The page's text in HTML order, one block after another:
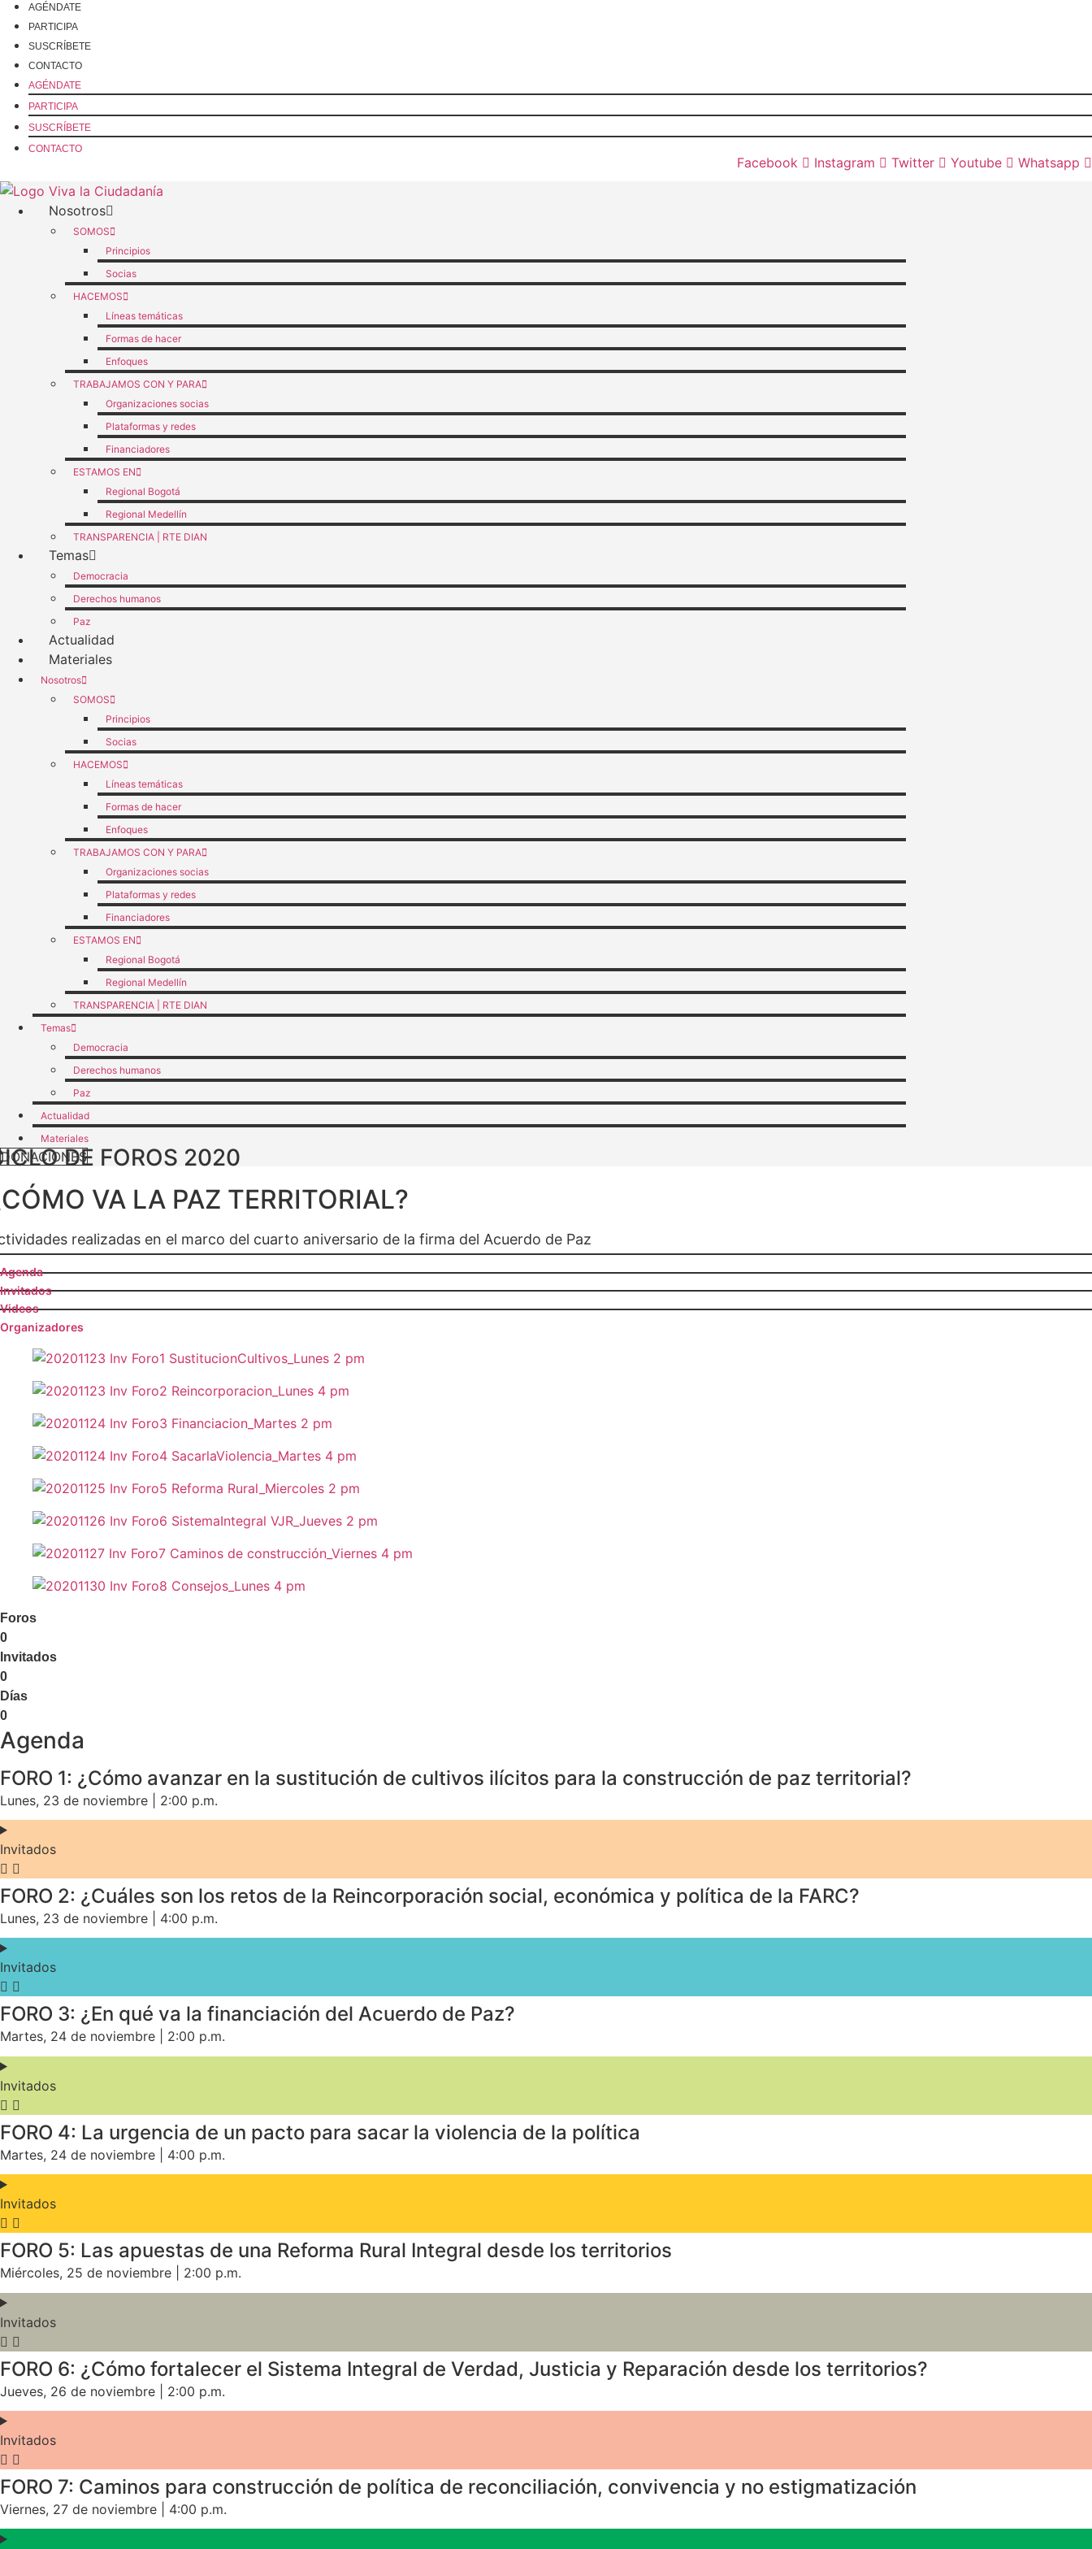
contenido
AGÉNDATE
PARTICIPA
SUSCRÍBETE
CONTACTO
AGÉNDATE
PARTICIPA
SUSCRÍBETE
CONTACTO
Facebook Instagram Twitter Youtube Whatsapp
Nosotros
SOMOS
Principios
Socias
HACEMOS
Líneas temáticas
Formas de hacer
Enfoques
TRABAJAMOS CON Y PARA
Organizaciones socias
Plataformas y redes
Financiadores
ESTAMOS EN
Regional Bogotá
Regional Medellín
TRANSPARENCIA | RTE DIAN
Temas
Democracia
Derechos humanos
Paz
Actualidad
Materiales
Nosotros
SOMOS
Principios
Socias
HACEMOS
Líneas temáticas
Formas de hacer
Enfoques
TRABAJAMOS CON Y PARA
Organizaciones socias
Plataformas y redes
Financiadores
ESTAMOS EN
Regional Bogotá
Regional Medellín
TRANSPARENCIA | RTE DIAN
Temas
Democracia
Derechos humanos
Paz
Actualidad
Materiales
DONACIONESDE FOROS 2020
VA LA PAZ TERRITORIAL?
realizadas en el marco del cuarto aniversario de la firma del Acuerdo de Paz
Agenda
Invitados
Videos
Organizadores
Foros
0
Invitados
0
Días
0
Agenda
FORO 1: ¿Cómo avanzar en la sustitución de cultivos ilícitos para la construcción de paz territorial?
Lunes, 23 de noviembre | 2:00 p.m.
Invitados
FORO 2: ¿Cuáles son los retos de la Reincorporación social, económica y política de la FARC?
Lunes, 23 de noviembre | 4:00 p.m.
Invitados
FORO 3: ¿En qué va la financiación del Acuerdo de Paz?
Martes, 24 de noviembre | 2:00 p.m.
Invitados
FORO 4: La urgencia de un pacto para sacar la violencia de la política
Martes, 24 de noviembre | 4:00 p.m.
Invitados
FORO 5: Las apuestas de una Reforma Rural Integral desde los territorios
Miércoles, 25 de noviembre | 2:00 p.m.
Invitados
FORO 6: ¿Cómo fortalecer el Sistema Integral de Verdad, Justicia y Reparación desde los territorios?
Jueves, 26 de noviembre | 2:00 p.m.
Invitados
FORO 7: Caminos para construcción de política de reconciliación, convivencia y no estigmatización
Viernes, 27 de noviembre | 4:00 p.m.